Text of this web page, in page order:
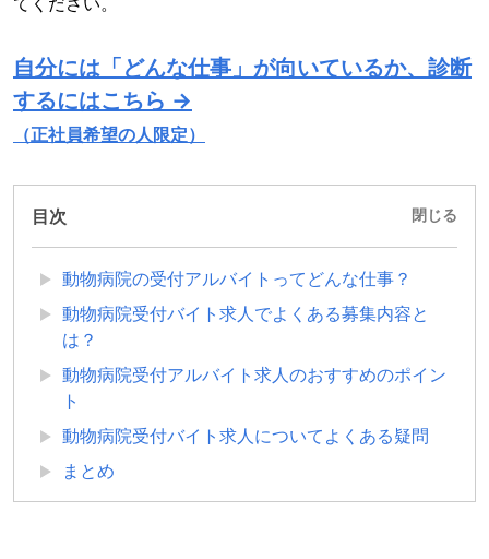
自分には「どんな仕事」が向いているか、診断
するにはこちら →
（正社員希望の人限定）
目次 閉じる
動物病院の受付アルバイトってどんな仕事？
動物病院受付バイト求人でよくある募集内容と
は？
動物病院受付アルバイト求人のおすすめのポイン
ト
動物病院受付バイト求人についてよくある疑問
まとめ